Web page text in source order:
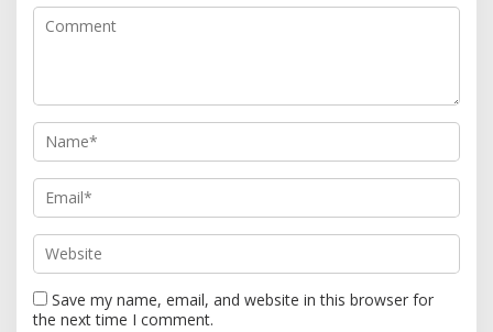
Save my name, email, and website in this browser for
the next time I comment.